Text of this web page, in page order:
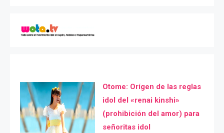
Otome: Orígen de las reglas
idol del «renai kinshi»
(prohibición del amor) para
señoritas idol